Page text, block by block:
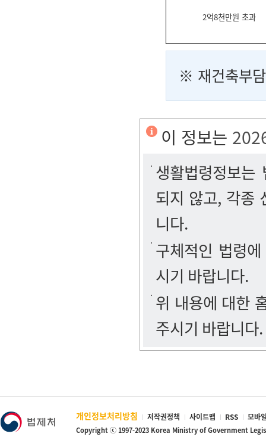
2억8천만원 초과
※ 재건축부
이 정보는
생활법령정보
되지 않고, 각종
니다.
구체적인 법령
시기 바랍니다.
위 내용에 대한
주시기 바랍니다.
개인정보처리방침 저작권정책 사이트맵 RSS 모바
Copyright ⓒ 1997-2023 Korea Ministry of Government